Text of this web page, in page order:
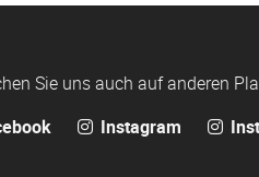
Sie uns auch auf anderen
Instagram